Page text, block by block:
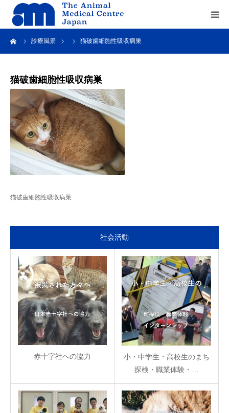
診療風景 猫破歯細胞性吸収病巣
猫破歯細胞性吸収病巣
猫破歯細胞性吸収病巣
社会活動
赤十字社への協力
小・中学生・高校生のまち
探検・職業体験・…
Home
service
recruit
contact us